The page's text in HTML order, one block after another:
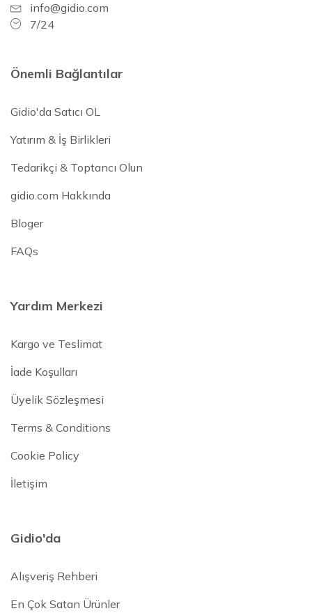
info@gidio.com
7/24
Önemli Bağlantılar
Gidio'da Satıcı OL
Yatırım & İş Birlikleri
Tedarikçi & Toptancı Olun
gidio.com Hakkında
Bloger
FAQs
Yardım Merkezi
Kargo ve Teslimat
İade Koşulları
Üyelik Sözleşmesi
Terms & Conditions
Cookie Policy
İletişim
Gidio'da
Alışveriş Rehberi
En Çok Satan Ürünler